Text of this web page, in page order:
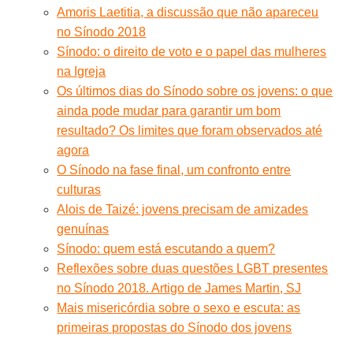
Amoris Laetitia, a discussão que não apareceu
no Sínodo 2018
Sínodo: o direito de voto e o papel das mulheres
na Igreja
Os últimos dias do Sínodo sobre os jovens: o que
ainda pode mudar para garantir um bom
resultado? Os limites que foram observados até
agora
O Sínodo na fase final, um confronto entre
culturas
Alois de Taizé: jovens precisam de amizades
genuínas
Sínodo: quem está escutando a quem?
Reflexões sobre duas questões LGBT presentes
no Sínodo 2018. Artigo de James Martin, SJ
Mais misericórdia sobre o sexo e escuta: as
primeiras propostas do Sínodo dos jovens